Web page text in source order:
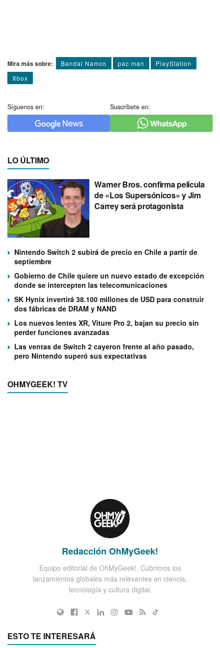
Mira más sobre: Bandai Namco pac man
PlayStation
Xbox
Síguenos en: Suscríbete en:
LO ÚLTIMO
Warner Bros. confirma película
de «Los Supersónicos» y Jim
Carrey será protagonista
Nintendo Switch 2 subirá de precio en Chile a partir de
septiembre
Gobierno de Chile quiere un nuevo estado de excepción
donde se intercepten las telecomunicaciones
SK Hynix invertirá 38.100 millones de USD para construir
dos fábricas de DRAM y NAND
Los nuevos lentes XR, Viture Pro 2, bajan su precio sin
perder funciones avanzadas
Las ventas de Switch 2 cayeron frente al año pasado,
pero Nintendo superó sus expectativas
OHMYGEEK! TV
Redacción OhMyGeek!
Equipo editorial de OhMyGeek!. Cubrimos los
lanzamientos globales más relevantes en ciencia,
tecnología y cultura digital.
ESTO TE INTERESARÁ